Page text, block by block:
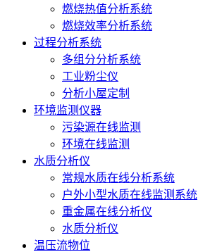
燃烧热值分析系统
燃烧效率分析系统
过程分析系统
多组分分析系统
工业粉尘仪
分析小屋定制
环境监测仪器
污染源在线监测
环境在线监测
水质分析仪
常规水质在线分析系统
户外小型水质在线监测系统
重金属在线分析仪
水质分析仪
温压流物位